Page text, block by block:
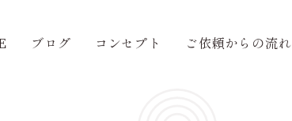
ブログ コンセプト ご依頼からの流れ